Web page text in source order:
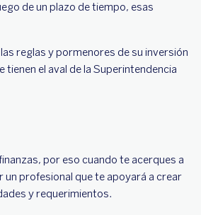
de un plazo de tiempo, esas
reglas y pormenores de su inversión
el aval de la Superintendencia
por eso cuando te acerques a
profesional que te apoyará a crear
y requerimientos.